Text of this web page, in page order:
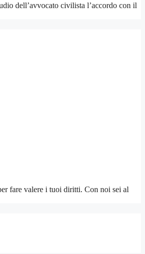
dell’avvocato civilista l’accordo con il
fare valere i tuoi diritti. Con noi sei al